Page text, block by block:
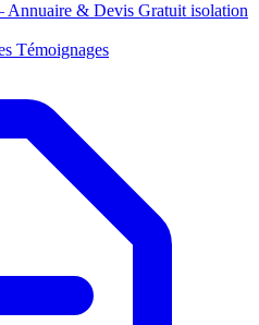
Annuaire & Devis Gratuit isolation
Témoignages